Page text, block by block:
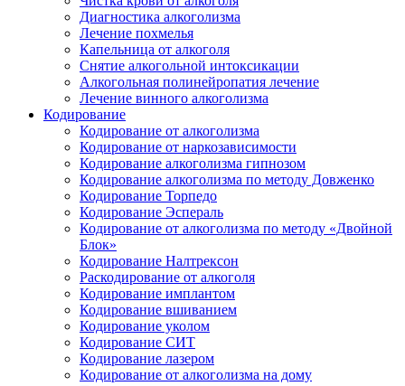
Диагностика алкоголизма
Лечение похмелья
Капельница от алкоголя
Снятие алкогольной интоксикации
Алкогольная полинейропатия лечение
Лечение винного алкоголизма
Кодирование
Кодирование от алкоголизма
Кодирование от наркозависимости
Кодирование алкоголизма гипнозом
Кодирование алкоголизма по методу Довженко
Кодирование Торпедо
Кодирование Эспераль
Кодирование от алкоголизма по методу «Двойной
Блок»
Кодирование Налтрексон
Раскодирование от алкоголя
Кодирование имплантом
Кодирование вшиванием
Кодирование уколом
Кодирование СИТ
Кодирование лазером
Кодирование от алкоголизма на дому